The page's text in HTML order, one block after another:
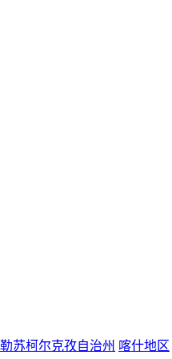
苏柯尔克孜自治州 喀什地区